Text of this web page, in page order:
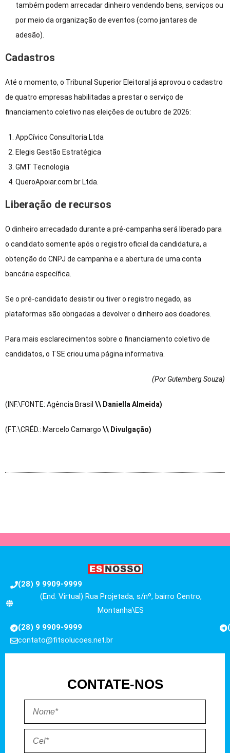
também podem arrecadar dinheiro vendendo bens, serviços ou
por meio da organização de eventos (como jantares de
adesão).
Cadastros
Até o momento, o Tribunal Superior Eleitoral já aprovou o cadastro
de quatro empresas habilitadas a prestar o serviço de
financiamento coletivo nas eleições de outubro de 2026:
AppCívico Consultoria Ltda
Elegis Gestão Estratégica
GMT Tecnologia
QueroApoiar.com.br Ltda.
Liberação de recursos
O dinheiro arrecadado durante a pré-campanha será liberado para
o candidato somente após o registro oficial da candidatura, a
obtenção do CNPJ de campanha e a abertura de uma conta
bancária específica.
Se o pré-candidato desistir ou tiver o registro negado, as
plataformas são obrigadas a devolver o dinheiro aos doadores.
Para mais esclarecimentos sobre o financiamento coletivo de
candidatos, o TSE criou uma página informativa
(Por Gutemberg Souza)
(INF.\FONTE: Agência Brasil \\ Daniella Almeida)
(FT.\CRÉD.: Marcelo Camargo \\ Divulgação)
(28) 9 9909-9999
(End. Virtual) Rua Projetada, s/nº, bairro Centro,
Montanha\ES
(28) 9 9909-9999
contato@fitsolucoes.net.br
CONTATE-NOS